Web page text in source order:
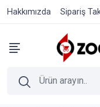
Hakkımızda Sipariş